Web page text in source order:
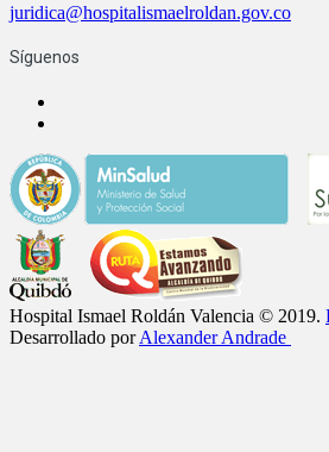
juridica@hospitalismaelroldan.gov.co
Síguenos
Hospital Ismael Roldán Valencia © 2019.
Desarrollado porAlexander Andrade